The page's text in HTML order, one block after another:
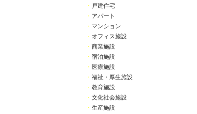
・ 戸建住宅
・ アパート
・ マンション
・ オフィス施設
・ 商業施設
・ 宿泊施設
・ 医療施設
・ 福祉・厚生施設
・ 教育施設
・ 文化社会施設
・ 生産施設